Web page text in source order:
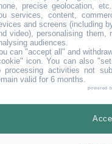
cachet à votre
panneaux
pour le protéger
intempéries et de
de votre façade,
precise geolocation,
services, content,
and screens (including
video), personalising them,
audiences.
can "accept all" and
icon. You can also
processing activities not
valid for 6 months.
powered